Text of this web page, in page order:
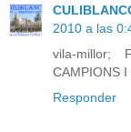
2010 a las
vila-millor;
CAMPIONS I
Responder